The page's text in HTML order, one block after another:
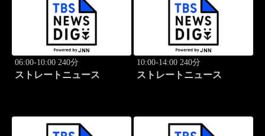
06:00-10:00 240分
ストレートニュース
10:00-14:00 240分
ストレートニュース